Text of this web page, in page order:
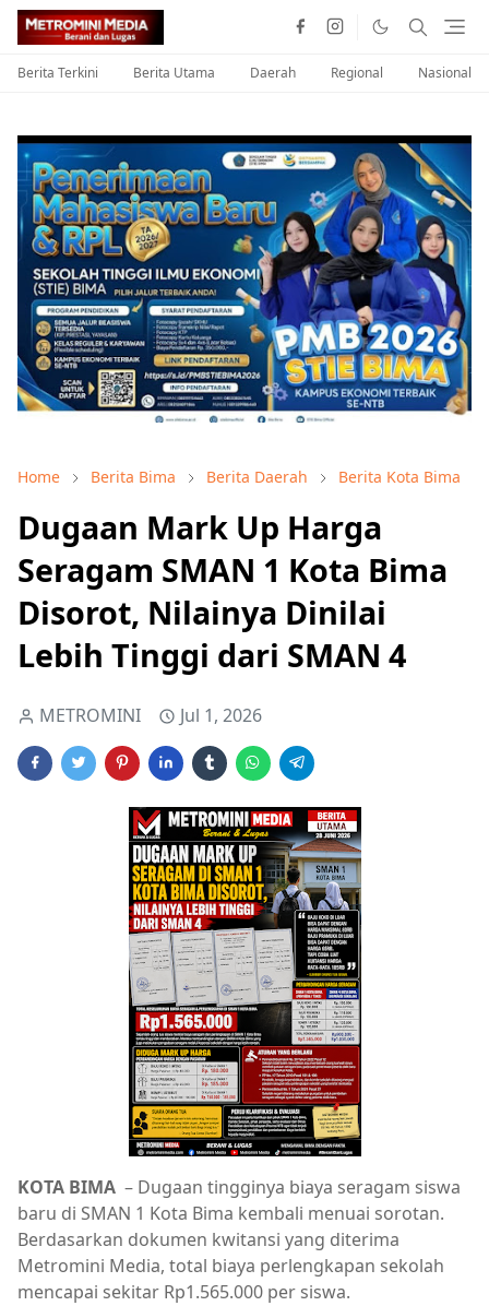
Berita Terkini Berita Utama Daerah Regional Nasional
Home Berita Bima Berita Daerah Berita Kota Bima
Dugaan Mark Up Harga
Seragam SMAN 1 Kota Bima
Disorot, Nilainya Dinilai
Lebih Tinggi dari SMAN 4
METROMINI Jul 1, 2026
KOTA BIMA – Dugaan tingginya biaya seragam siswa
baru di SMAN 1 Kota Bima kembali menuai sorotan.
Berdasarkan dokumen kwitansi yang diterima
Metromini Media, total biaya perlengkapan sekolah
mencapai sekitar Rp1.565.000 per siswa.